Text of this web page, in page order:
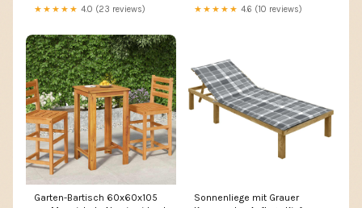
★★★★★ 4.0 (23 reviews) ★★★★★ 4.6 (10 reviews)
Garten-Bartisch 60x60x105
Sonnenliege mit Grauer